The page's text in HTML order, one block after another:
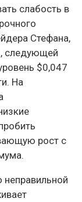
слабость в
Стефана,
следующей
$0,047
На
рост с
неправильной